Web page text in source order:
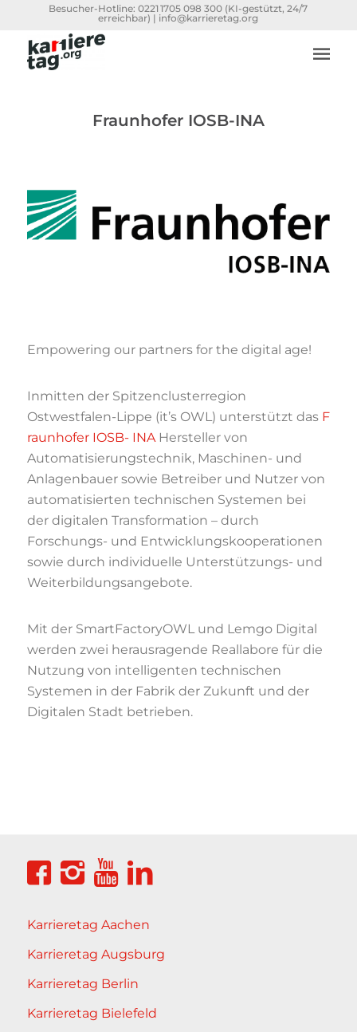
Besucher-Hotline:0221 1705 098 300 (KI-gestützt, 24/7
erreichbar) | info@karrieretag.org
Fraunhofer IOSB-INA
Empowering our partners for the digital age!
Inmitten der Spitzenclusterregion
Ostwestfalen-Lippe (it’s OWL) unterstützt das F
raunhofer IOSB- INAHersteller von
Automatisierungstechnik, Maschinen- und
Anlagenbauer sowie Betreiber und Nutzer von
automatisierten technischen Systemen bei
der digitalen Transformation – durch
Forschungs- und Entwicklungskooperationen
sowie durch individuelle Unterstützungs- und
Weiterbildungsangebote.
Mit der SmartFactoryOWL und Lemgo Digital
werden zwei herausragende Reallabore für die
Nutzung von intelligenten technischen
Systemen in der Fabrik der Zukunft und der
Digitalen Stadt betrieben.
Karrieretag Aachen
Karrieretag Augsburg
Karrieretag Berlin
Karrieretag Bielefeld